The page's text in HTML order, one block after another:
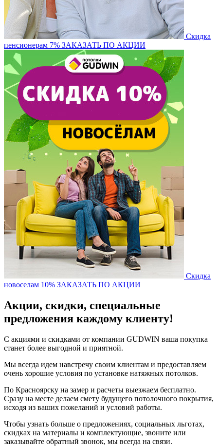
Скидка
пенсионерам 7% ЗАКАЗАТЬ ПО АКЦИИ
Скидка
новоселам 10% ЗАКАЗАТЬ ПО АКЦИИ
Акции, скидки, специальные
предложения каждому клиенту!
С акциями и скидками от компании GUDWIN ваша покупка
станет более выгодной и приятной.
Мы всегда идем навстречу своим клиентам и предоставляем
очень хорошие условия по установке натяжных потолков.
По Красноярску на замер и расчеты выезжаем бесплатно.
Сразу на месте делаем смету будущего потолочного покрытия,
исходя из ваших пожеланий и условий работы.
Чтобы узнать больше о предложениях, социальных льготах,
скидках на материалы и комплектующие, звоните или
заказывайте обратный звонок, мы всегда на связи.